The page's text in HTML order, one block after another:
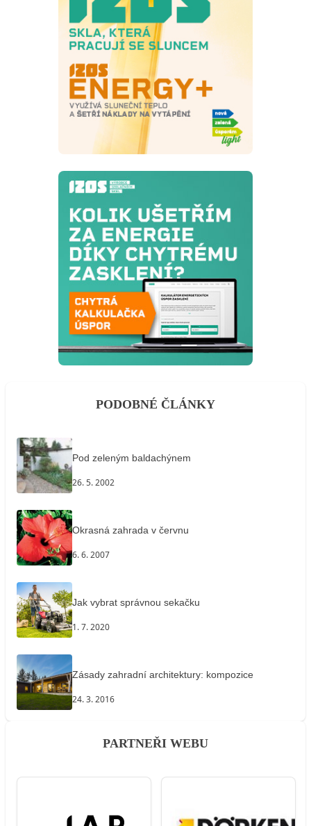
PODOBNÉ ČLÁNKY
Pod zeleným baldachýnem
26. 5. 2002
Okrasná zahrada v červnu
6. 6. 2007
Jak vybrat správnou sekačku
1. 7. 2020
Zásady zahradní architektury: kompozice
24. 3. 2016
PARTNEŘI WEBU